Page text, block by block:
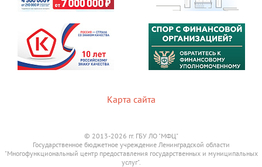
Карта сайта
© 2013-2026 гг. ГБУ ЛО "МФЦ"
Государственное бюджетное учреждение Ленинградской области
"Многофункциональный центр предоставления государственных и муниципальных
услуг".